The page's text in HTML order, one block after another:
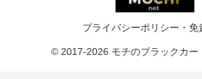
プライバシーポリシー・免
© 2017-2026 モチのブラックカー